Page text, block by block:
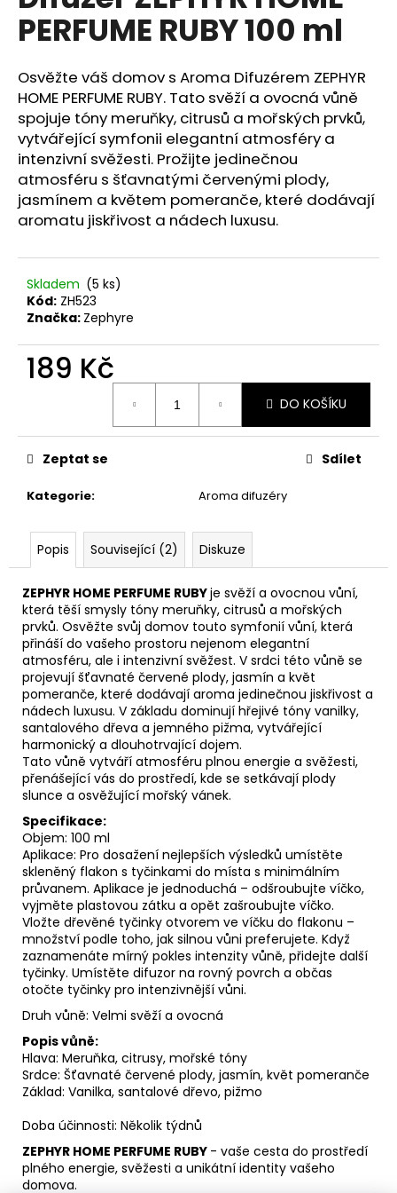
0,0
hvězdiček.
PERFUME RUBY 100 ml
Osvěžte váš domov s Aroma Difuzérem ZEPHYR
HOME PERFUME RUBY. Tato svěží a ovocná vůně
spojuje tóny meruňky, citrusů a mořských prvků,
vytvářející symfonii elegantní atmosféry a
intenzivní svěžesti. Prožijte jedinečnou
atmosféru s šťavnatými červenými plody,
jasmínem a květem pomeranče, které dodávají
aromatu jiskřivost a nádech luxusu.
Skladem (5 ks)
Kód: ZH523
Značka: Zephyre
189 Kč
DO KOŠÍKU
Kategorie: Aroma difuzéry
Zeptat se Sdílet
Popis Související (2) Diskuze
ZEPHYR HOME PERFUME RUBYje svěží a ovocnou vůní,
která těší smysly tóny meruňky, citrusů a mořských
prvků. Osvěžte svůj domov touto symfonií vůní, která
přináší do vašeho prostoru nejenom elegantní
atmosféru, ale i intenzivní svěžest. V srdci této vůně se
projevují šťavnaté červené plody, jasmín a květ
pomeranče, které dodávají aroma jedinečnou jiskřivost a
nádech luxusu. V základu dominují hřejivé tóny vanilky,
santalového dřeva a jemného pižma, vytvářející
harmonický a dlouhotrvající dojem.
Tato vůně vytváří atmosféru plnou energie a svěžesti,
přenášející vás do prostředí, kde se setkávají plody
slunce a osvěžující mořský vánek.
Specifikace:
Objem: 100 ml
Aplikace: Pro dosažení nejlepších výsledků umístěte
skleněný flakon s tyčinkami do místa s minimálním
průvanem. Aplikace je jednoduchá – odšroubujte víčko,
vyjměte plastovou zátku a opět zašroubujte víčko.
Vložte dřevěné tyčinky otvorem ve víčku do flakonu –
množství podle toho, jak silnou vůni preferujete. Když
zaznamenáte mírný pokles intenzity vůně, přidejte další
tyčinky. Umístěte difuzor na rovný povrch a občas
otočte tyčinky pro intenzivnější vůni.
Druh vůně: Velmi svěží a ovocná
Popis vůně:
Hlava: Meruňka, citrusy, mořské tóny
Srdce: Šťavnaté červené plody, jasmín, květ pomeranče
Základ: Vanilka, santalové dřevo, pižmo
Doba účinnosti: Několik týdnů
ZEPHYR HOME PERFUME RUBY - vaše cesta do prostředí
plného energie, svěžesti a unikátní identity vašeho
domova.
a
j
í
t
?
HLEDAT
D
o
p
o
j
e
e
PÁNEVNÍ
PROLOŽKY
3
KUSY
67
Kč